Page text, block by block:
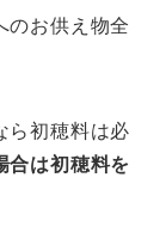
のお供え物全
ら初穂料は必
合は初穂料を